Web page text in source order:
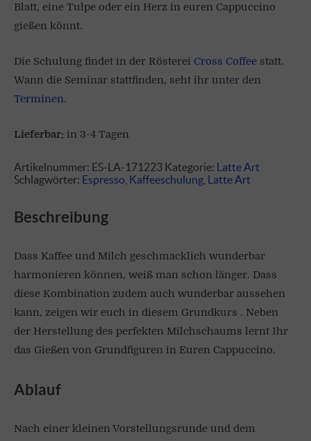
Blatt, eine Tulpe oder ein Herz in euren Cappuccino
gießen könnt.
Die Schulung findet in der Rösterei Cross Coffee statt.
Wann die Seminar stattfinden, seht ihr unter den
Terminen.
Lieferbar: in 3-4 Tagen
Artikelnummer: ES-LA-171223 Kategorie: Latte Art
Schlagwörter: Espresso Kaffeeschulung Latte Art
Beschreibung
Dass Kaffee und Milch geschmacklich wunderbar
harmonieren können, weiß man schon länger. Dass
diese Kombination zudem auch wunderbar aussehen
kann, zeigen wir euch in diesem Grundkurs . Neben
der Herstellung des perfekten Milchschaums lernt Ihr
das Gießen von Grundfiguren in Euren Cappuccino.
Ablauf
Nach einer kleinen Vorstellungsrunde und dem